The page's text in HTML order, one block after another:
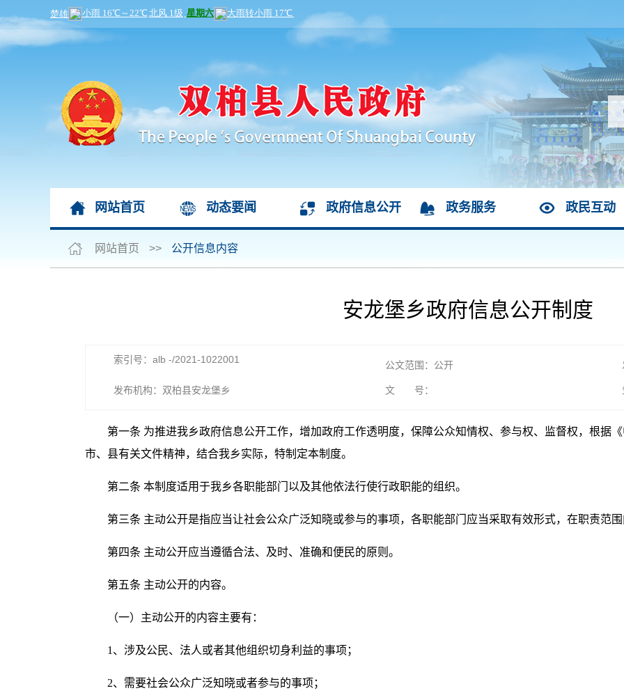
网站首页 动态要闻 政府信息公开 政务服务 政民互动
网站首页 >> 公开信息内容
安龙堡乡政府信息公开制度
索引号：alb -/2021-1022001 公文范围：公开
发布机构：双柏县安龙堡乡 文 号：
第一条 为推进我乡政府信息公开工作，增加政府工作透明度，保障公众知情权、参与权、监督权，根据
市、县有关文件精神，结合我乡实际，特制定本制度。
第二条 本制度适用于我乡各职能部门以及其他依法行使行政职能的组织。
第三条 主动公开是指应当让社会公众广泛知晓或参与的事项，各职能部门应当采取有效形式，在职责范
第四条 主动公开应当遵循合法、及时、准确和便民的原则。
第五条 主动公开的内容。
（一）主动公开的内容主要有：
1、涉及公民、法人或者其他组织切身利益的事项；
2、需要社会公众广泛知晓或者参与的事项；